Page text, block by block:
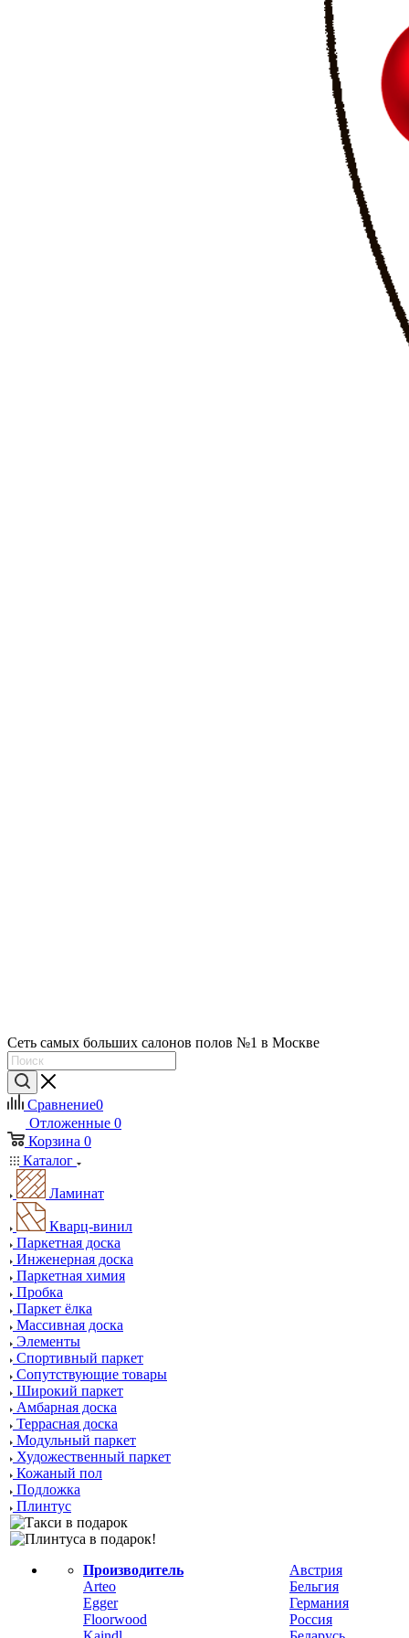
Сеть самых больших салонов полов №1 в Москве
Сравнение0
Отложенные 0
Корзина 0
Каталог
Ламинат
Кварц-винил
Паркетная доска
Инженерная доска
Паркетная химия
Пробка
Паркет ёлка
Массивная доска
Элементы
Спортивный паркет
Сопутствующие товары
Широкий паркет
Амбарная доска
Террасная доска
Модульный паркет
Художественный паркет
Кожаный пол
Подложка
Плинтус
Производитель
Arteo
Egger
Floorwood
Австрия
Бельгия
Германия
Россия